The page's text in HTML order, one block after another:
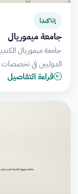
كندا
جامعة ميموريال
الدوليين في
قراءة التفاصيل